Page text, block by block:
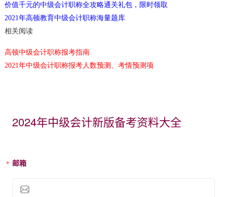
价值千元的中级会计职称全攻略通关礼包，限时领取
2021年高顿教育中级会计职称海量题库
相关阅读
高顿中级会计职称报考指南
2021年中级会计职称报考人数预测、考情预测项